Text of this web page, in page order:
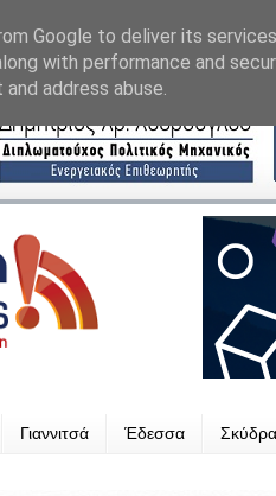
Γιαννιτσά Έδεσσα Σκύδρα
Google to deliver its
with performance and
address abuse.